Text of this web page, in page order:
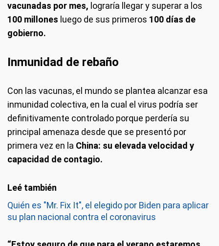
vacunadas por mes, lograría llegar y superar a los
100 millones luego de sus primeros 100 días de
gobierno.
Inmunidad de rebaño
Con las vacunas, el mundo se plantea alcanzar esa
inmunidad colectiva, en la cual el virus podría ser
definitivamente controlado porque perdería su
principal amenaza desde que se presentó por
primera vez en la China: su elevada velocidad y
capacidad de contagio.
Quién es "Mr. Fix It", el elegido por Biden para aplicar
su plan nacional contra el coronavirus